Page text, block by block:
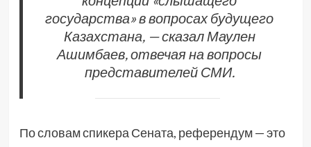
государства» в вопросах будущего
Казахстана, — сказал Маулен
Ашимбаев, отвечая на вопросы
представителей СМИ.
По словам спикера Сената, референдум — это